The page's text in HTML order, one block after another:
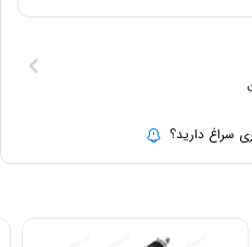
سراغ دارید؟